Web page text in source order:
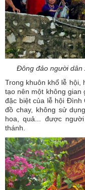
Đông đảo người dân
Trong khuôn khổ lễ hội,
tạo nên một không gian
đặc biệt của lễ hội Đình
đồ chay, không sử
hoa, quả... được
thánh.